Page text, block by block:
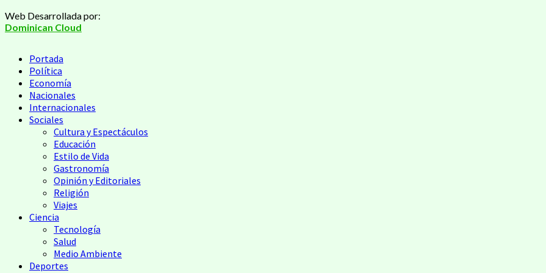
Saltar
al
Web Desarrollada por:
Dominican Cloud
Menú
principal
Portada
Política
Economía
Nacionales
Internacionales
Sociales
Cultura y Espectáculos
Educación
Estilo de Vida
Gastronomía
Opinión y Editoriales
Religión
Viajes
Ciencia
Tecnología
Salud
Medio Ambiente
Deportes